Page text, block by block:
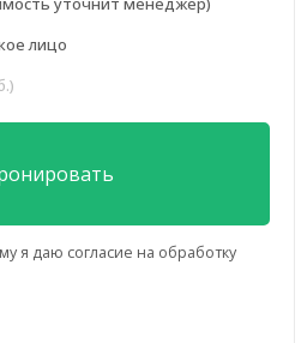
лицо
я даю согласие на обработку